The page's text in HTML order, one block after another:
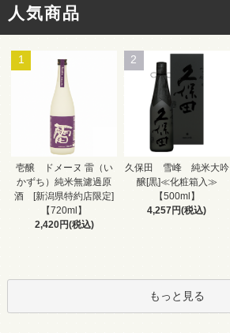
人気商品
1
壱醸 ドメーヌ 雷（い
かずち）純米無濾過原
酒 [新潟県特約店限定]
【720ml】
2,420円(税込)
2
久保田 雪峰 純米大吟
醸[黒]≪化粧箱入≫
【500ml】
4,257円(税込)
もっと見る